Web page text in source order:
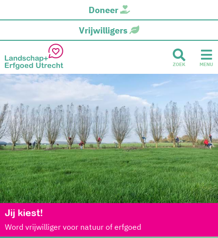
Doneer
Vrijwilligers
ZOEK MENU
Jij kiest!
Word vrijwilliger voor natuur of erfgoed